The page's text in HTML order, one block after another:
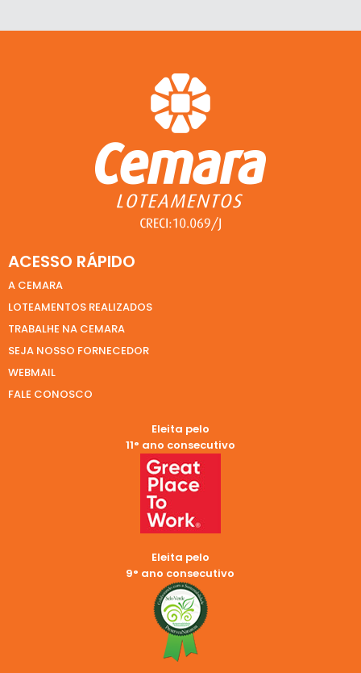
ACESSO RÁPIDO
A CEMARA
LOTEAMENTOS REALIZADOS
TRABALHE NA CEMARA
SEJA NOSSO FORNECEDOR
WEBMAIL
FALE CONOSCO
Eleita pelo
11° ano consecutivo
Eleita pelo
9° ano consecutivo